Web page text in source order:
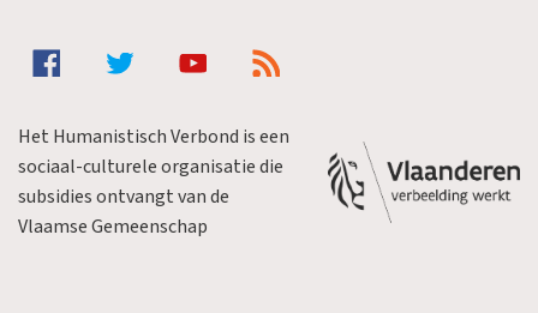
Het Humanistisch Verbond is een
sociaal-culturele organisatie die
subsidies ontvangt van de
Vlaamse Gemeenschap